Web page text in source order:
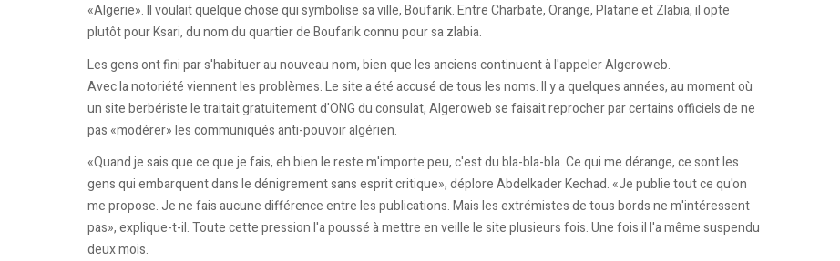
«Algerie». Il voulait quelque chose qui symbolise sa ville, Boufarik. Entre Charbate, Orange, Platane et Zlabia, il opte
plutôt pour Ksari, du nom du quartier de Boufarik connu pour sa zlabia.
Les gens ont fini par s'habituer au nouveau nom, bien que les anciens continuent à l'appeler Algeroweb.
Avec la notoriété viennent les problèmes. Le site a été accusé de tous les noms. Il y a quelques années, au moment où
un site berbériste le traitait gratuitement d'ONG du consulat, Algeroweb se faisait reprocher par certains officiels de ne
pas «modérer» les communiqués anti-pouvoir algérien.
«Quand je sais que ce que je fais, eh bien le reste m'importe peu, c'est du bla-bla-bla. Ce qui me dérange, ce sont les
gens qui embarquent dans le dénigrement sans esprit critique», déplore Abdelkader Kechad. «Je publie tout ce qu'on
me propose. Je ne fais aucune différence entre les publications. Mais les extrémistes de tous bords ne m'intéressent
pas», explique-t-il. Toute cette pression l'a poussé à mettre en veille le site plusieurs fois. Une fois il l'a même suspendu
deux mois.